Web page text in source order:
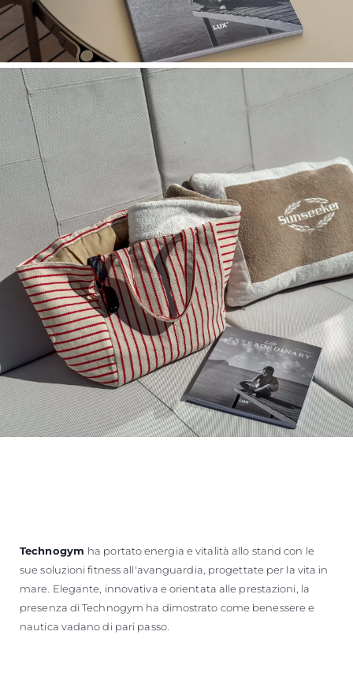
Technogym ha portato energia e vitalità allo stand con le
sue soluzioni fitness all'avanguardia, progettate per la vita in
mare. Elegante, innovativa e orientata alle prestazioni, la
presenza di Technogym ha dimostrato come benessere e
nautica vadano di pari passo.